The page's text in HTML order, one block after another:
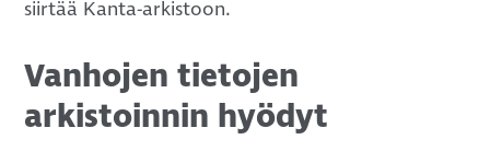
siirtää Kanta-arkistoon.
Vanhojen tietojen
arkistoinnin hyödyt